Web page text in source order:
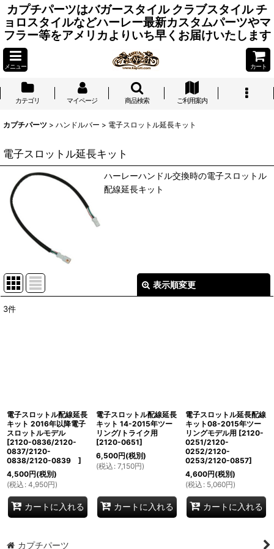
カプチパーツはバガースタイル クラブスタイル チ
ョロスタイルなどハーレー最新カスタムパーツやマ
フラー等をアメリカよりいち早くお届けいたします
メニュー カート
カテゴリ マイページ 商品検索 ご利用案内
カプチパーツ > ハンドルバー > 電子スロットル延長キット
電子スロットル延長キット
ハーレーハンドル交換時の電子スロットル
配線延長キット
表示順変更
3件
電子スロットル配線延長
キット 2016年以降電子
スロットルモデル
[2120-0836/2120-
0837/2120-
0838/2120-0839 ]
4,500円(税別)
(税込 : 4,950円)
カートに入れる
電子スロットル配線延長
キット 14-2015年ツー
リング/トライク用
[2120-0651]
6,500円(税別)
(税込 : 7,150円)
カートに入れる
電子スロットル延長配線
キット08-2015年ツー
リングモデル用 [2120-
0251/2120-
0252/2120-
0253/2120-0857]
4,600円(税別)
(税込 : 5,060円)
カートに入れる
カプチパーツ